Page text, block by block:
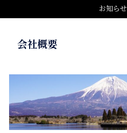
お知らせ
会社概要